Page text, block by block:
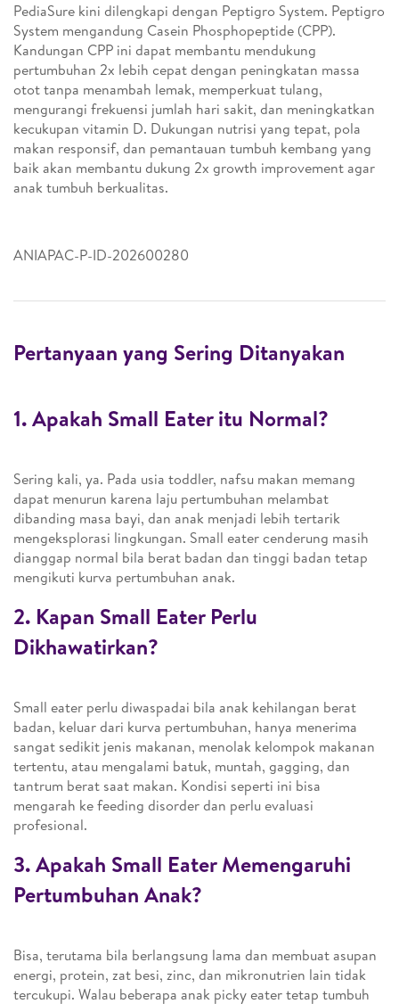
PediaSure kini dilengkapi dengan Peptigro System. Peptigro
System mengandung Casein Phosphopeptide (CPP).
Kandungan CPP ini dapat membantu mendukung
pertumbuhan 2x lebih cepat dengan peningkatan massa
otot tanpa menambah lemak, memperkuat tulang,
mengurangi frekuensi jumlah hari sakit, dan meningkatkan
kecukupan vitamin D. Dukungan nutrisi yang tepat, pola
makan responsif, dan pemantauan tumbuh kembang yang
baik akan membantu dukung 2x growth improvement agar
anak tumbuh berkualitas.
ANIAPAC-P-ID-202600280
Pertanyaan yang Sering Ditanyakan
1. Apakah Small Eater itu Normal?
Sering kali, ya. Pada usia toddler, nafsu makan memang
dapat menurun karena laju pertumbuhan melambat
dibanding masa bayi, dan anak menjadi lebih tertarik
mengeksplorasi lingkungan. Small eater cenderung masih
dianggap normal bila berat badan dan tinggi badan tetap
mengikuti kurva pertumbuhan anak.
2. Kapan Small Eater Perlu
Dikhawatirkan?
Small eater perlu diwaspadai bila anak kehilangan berat
badan, keluar dari kurva pertumbuhan, hanya menerima
sangat sedikit jenis makanan, menolak kelompok makanan
tertentu, atau mengalami batuk, muntah, gagging, dan
tantrum berat saat makan. Kondisi seperti ini bisa
mengarah ke feeding disorder dan perlu evaluasi
profesional.
3. Apakah Small Eater Memengaruhi
Pertumbuhan Anak?
Bisa, terutama bila berlangsung lama dan membuat asupan
energi, protein, zat besi, zinc, dan mikronutrien lain tidak
tercukupi. Walau beberapa anak picky eater tetap tumbuh